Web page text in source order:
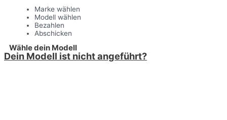
Marke wählen
Modell wählen
Bezahlen
Abschicken
Wähle dein Modell
Dein Modell ist nicht angeführt?